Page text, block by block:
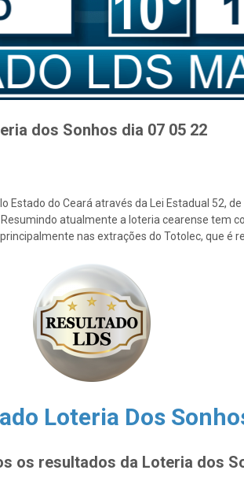
dos Sonhos dia 07 05 22
do Ceará através da Lei Estadual 52,
atualmente a loteria cearense tem
nas extrações do Totolec, que é
Loteria Dos
os resultados da Loteria dos